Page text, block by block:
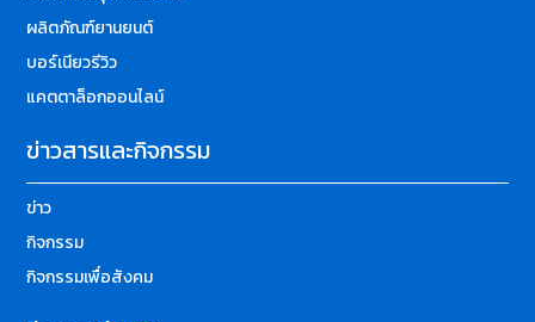
ผลิตภัณฑ์ยานยนต์
บอร์เนียวรีวิว
แคตตาล็อกออนไลน์
ข่าวสารและกิจกรรม
ข่าว
กิจกรรม
กิจกรรมเพื่อสังคม